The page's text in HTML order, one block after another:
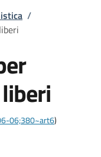
/
06;380~art6)